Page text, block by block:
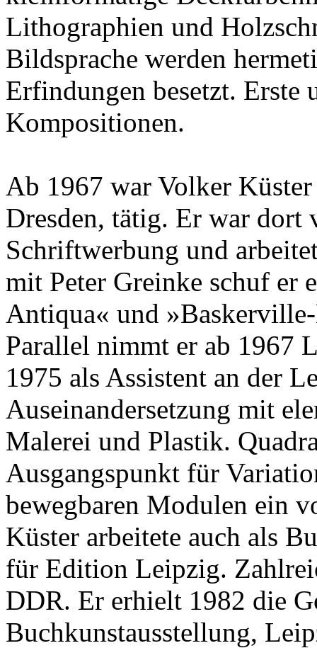
Lithographien und
Bildsprache werden
Erfindungen besetzt. Erste
Kompositionen.
Ab 1967 war Volker
Dresden, tätig. Er war
Schriftwerbung und
mit Peter Greinke schuf er
Antiqua« und
Parallel nimmt er ab 1967
1975 als Assistent an der
Auseinandersetzung mit
Malerei und Plastik.
Ausgangspunkt für
bewegbaren Modulen ein
Küster arbeitete auch als
für Edition Leipzig.
DDR. Er erhielt 1982 die
Buchkunstausstellung,